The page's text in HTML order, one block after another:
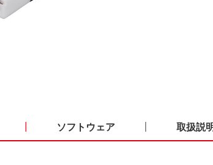
ソフトウェア 取扱説